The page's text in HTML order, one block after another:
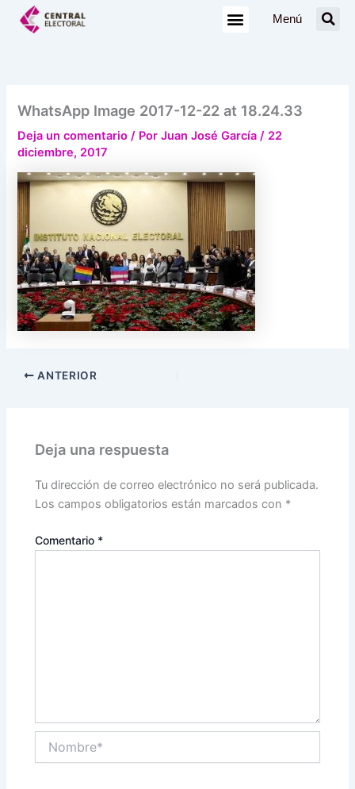
Menú
WhatsApp Image 2017-12-22 at 18.24.33
Deja un comentario / PorJuan José García/ 22
diciembre, 2017
ANTERIOR
Deja una respuesta
Tu dirección de correo electrónico no será publicada.
Los campos obligatorios están marcados con *
Comentario *